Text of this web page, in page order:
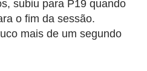
subiu para P19 quando
o fim da sessão.
mais de um segundo